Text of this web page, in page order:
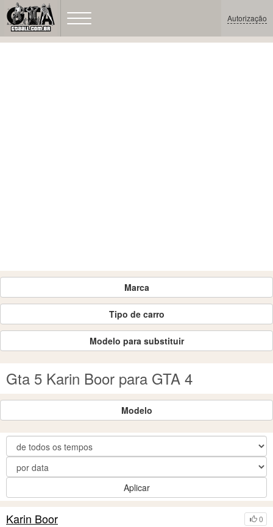
Autorização
Marca
Tipo de carro
Modelo para substituir
Gta 5 Karin Boor para GTA 4
Modelo
Aplicar
0
Karin Boor